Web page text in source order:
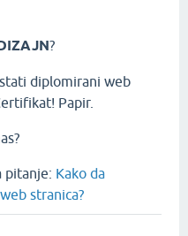
?
diplomirani web
Papir.
pitanje: Kako da
stranica?